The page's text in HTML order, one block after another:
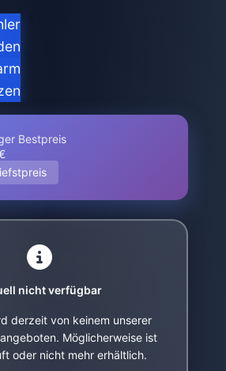
Bestpreis
nicht verfügbar
derzeit von keinem unserer
Möglicherweise ist
oder nicht mehr erhältlich.